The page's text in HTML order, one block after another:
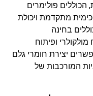
הכוללים פולימרים
כימית מתקדמת ויכולת
בחינה
ופיתוח
יצירת חומרי גלם
המורכבות של